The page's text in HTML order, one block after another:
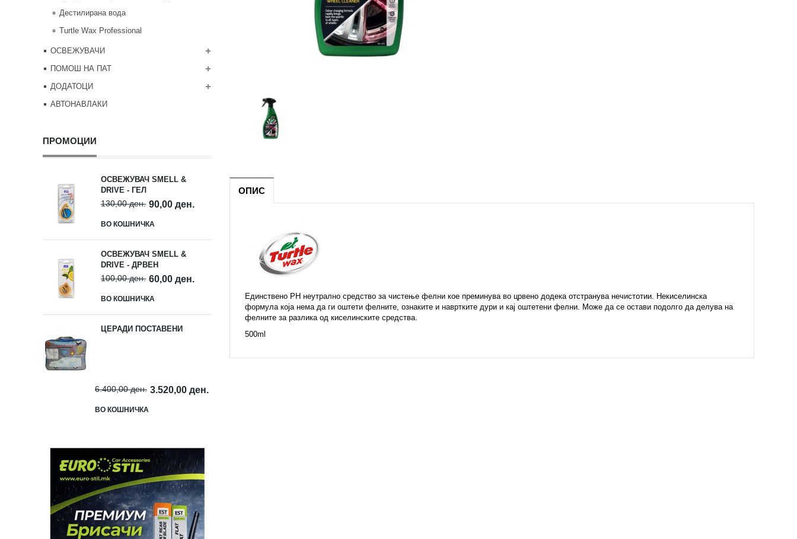
Дестилирана вода
Turtle Wax Professional
ОСВЕЖУВАЧИ
ПОМОШ НА ПАТ
ДОДАТОЦИ
АВТОНАВЛАКИ
ПРОМОЦИИ
ОСВЕЖУВАЧ SMELL &
DRIVE - ГЕЛ
130,00 ден. 90,00 ден.
ВО КОШНИЧКА
ОСВЕЖУВАЧ SMELL &
DRIVE - ДРВЕН
100,00 ден. 60,00 ден.
ВО КОШНИЧКА
ЦЕРАДИ ПОСТАВЕНИ
6.400,00 ден. 3.520,00 ден.
ВО КОШНИЧКА
ОПИС
Единствено PH неутрално средство за чистење фелни кое преминува во црвено додекаотстранува нечистотии. Некиселинска
формула која нема да ги оштети фелните, ознакитеи навртките дури и кај оштетени фелни. Може да се остави подолго да делува на
фелнитеза разлика од киселинските средства.
500ml